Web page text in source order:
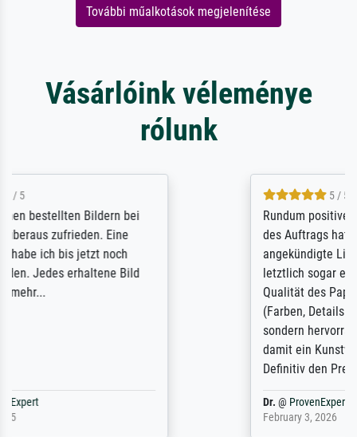
További műalkotások megjelenítése
Vásárlóink véleménye
rólunk
Rundum positive Erfahrung. Die Ausführung
des Auftrags hat eine Weile gedauert, die
angekündigte Lieferzeit wurde aber
letztlich sogar etwas unterschritten. Die
sondern hervorragend. Selbst ein Druck ist
damit ein Kunstwerk im eigenen Sinne.